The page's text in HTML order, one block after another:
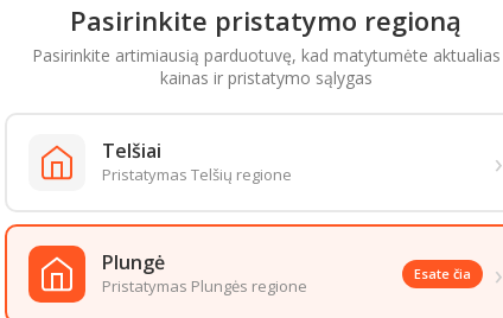
VERTĖ (100G)
1901kJ/455kcal
riebalų rūgščių 13,1g
58,8g
41g
Pasirinkite pristatymo regioną
Pasirinkite artimiausią parduotuvę, kad matytumėte aktualias
kainas ir pristatymo sąlygas
Telšiai
Pristatymas Telšių regione ›
Plungė
Pristatymas Plungės regione
Esate čia ›